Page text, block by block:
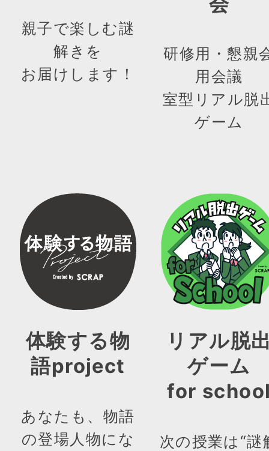
親子で楽しむ謎
解きを
お届けします！
研修用・懇親
用会議
室型リアル脱
ゲーム
体験する物
語project
あなたも、物語
の登場人物にな
リアル脱
ゲーム
for
次の授業は“謎